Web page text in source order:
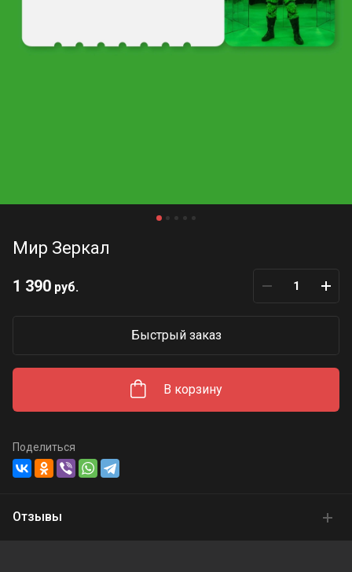
Мир Зеркал
1 390 руб.
В корзину
Быстрый заказ
Поделиться
Отзывы